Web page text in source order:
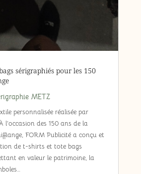
sérigraphiés pour les 150
METZ
personnalisée réalisée par
l’occasion des 150 ans de la
FORM Publicité a conçu et
de t-shirts et tote bags
en valeur le patrimoine, la